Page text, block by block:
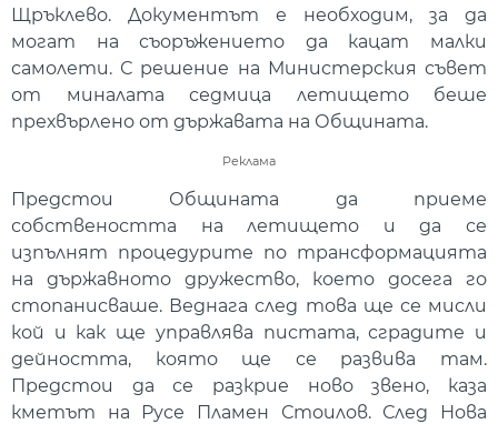
Щръклево. Документът е необходим, за да
могат на съоръжението да кацат малки
самолети. С решение на Министерския съвет
от миналата седмица летището беше
прехвърлено от държавата на Общината.
Реклама
Предстои Общината да приеме
собствеността на летището и да се
изпълнят процедурите по трансформацията
на държавното дружество, което досега го
стопанисваше. Веднага след това ще се мисли
кой и как ще управлява пистата, сградите и
дейността, която ще се развива там.
Предстои да се разкрие ново звено, каза
кметът на Русе Пламен Стоилов. След Нова